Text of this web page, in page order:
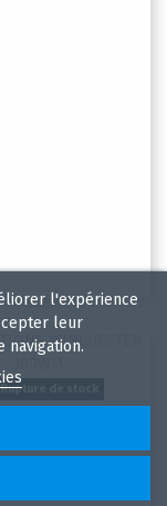
de stock
l'expérience
leur